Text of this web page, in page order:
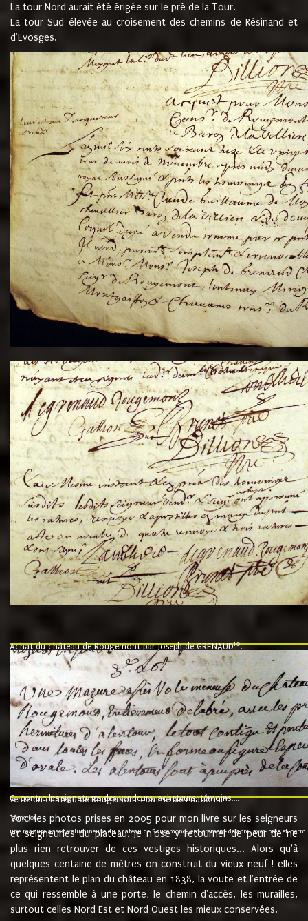
La tour Nord aurait été érigée sur le pré de la Tour.
La tour Sud élevée au croisement des chemins de Résinand et
d'Evosges.
Achat du château de Rougemont par Joseph de GRENAUD10.
"l'an mil six cent soixante treze le ving neuvième jour du mois de
nommé fut présent Messire Claude Guillaume de Moyriat chevalier baron
vend, purement simplement et irrevocablement a monseigneur monsieur
et chavannes conseiller du roy au parlement de Bourgogne, present et
que le dit seigneur Baron de la Vellière a sur ses hommes, indivisables et
de la Velliere tout ainsi et comme le dit seigneur Baron et ses
présent......"
suivent les rentes, donation des terriers, etc... au prix de 880 livre louis
Ci contre les signatures des vendeurs, acheteurs, témoins....
vente du château de Rougemont comme bien national9.
"3ème lot
une mazure assez volumineuse du chateau de Rougemond, entierement delabré, avec près et
Voici les photos prises en 2005 pour mon livre sur les seigneurs
et seigneuries du plateau. Je n'ose y retourner de peur de ne
plus rien retrouver de ces vestiges historiques... Alors qu'à
quelques centaine de mètres on construit du vieux neuf ! elles
représentent le plan du château en 1838, la voute et l'entrée de
ce qui ressemble à une porte, le chemin d'accès, les murailles,
surtout celles Nord Est et Nord Ouest les mieux conservées.